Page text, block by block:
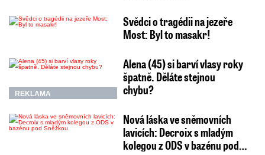
Svědci o tragédii na jezeře
Most: Byl to masakr!
REKLAMA
Alena (45) si barví vlasy roky
špatně. Děláte stejnou
chybu?
Nová láska ve sněmovních
lavicích: Decroix s mladým
kolegou z ODS v bazénu pod…